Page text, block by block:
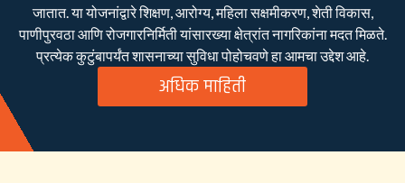
जातात. या योजनांद्वारे शिक्षण, आरोग्य, महिला सक्षमीकरण, शेती विकास,
पाणीपुरवठा आणि रोजगारनिर्मिती यांसारख्या क्षेत्रांत नागरिकांना मदत मिळते.
प्रत्येक कुटुंबापर्यंत शासनाच्या सुविधा पोहोचवणे हा आमचा उद्देश आहे.
अधिक माहिती